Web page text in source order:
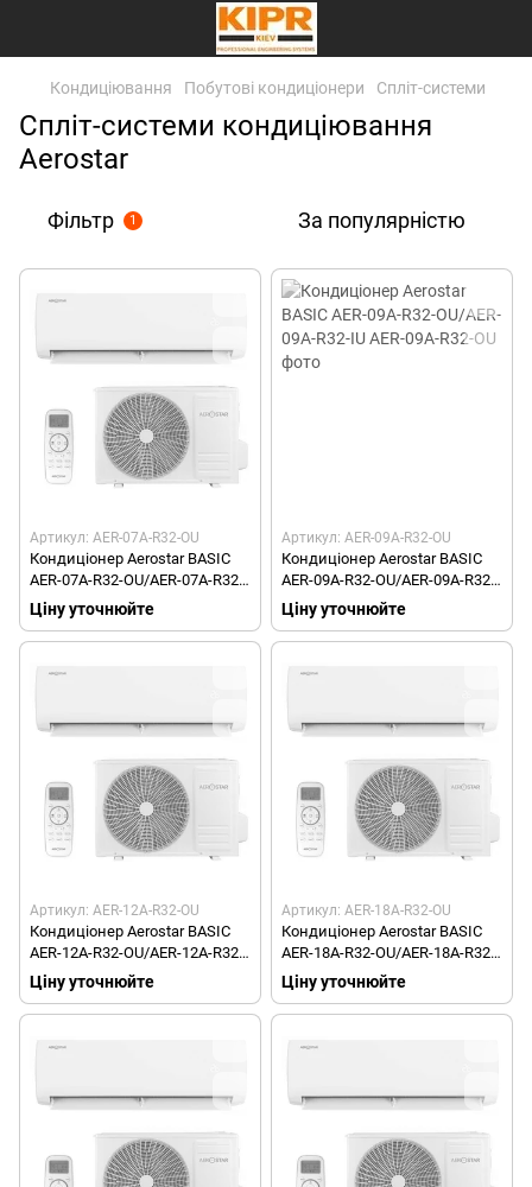
Кондиціювання Побутові кондиціонери Спліт-системи
Спліт-системи кондиціювання
Aerostar
Фільтр 1 За популярністю
Артикул: AER-07A-R32-OU
Кондиціонер Aerostar BASIC
AER-07A-R32-OU/AER-07A-R32-
IU
Ціну уточнюйте
Артикул: AER-09A-R32-OU
Кондиціонер Aerostar BASIC
AER-09A-R32-OU/AER-09A-R32-
IU
Ціну уточнюйте
Артикул: AER-12A-R32-OU
Кондиціонер Aerostar BASIC
AER-12A-R32-OU/AER-12A-R32-
IU
Ціну уточнюйте
Артикул: AER-18A-R32-OU
Кондиціонер Aerostar BASIC
AER-18A-R32-OU/AER-18A-R32-
IU
Ціну уточнюйте